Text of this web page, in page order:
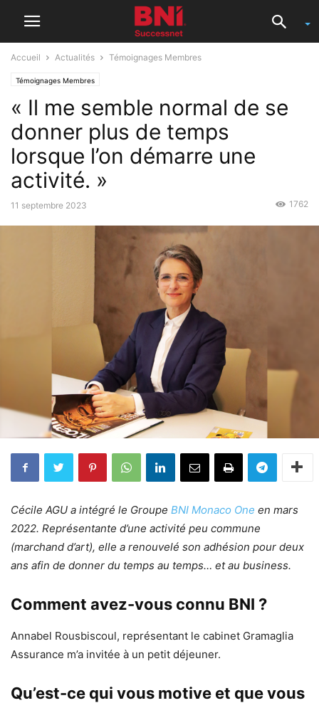
Accueil Actualités Témoignages Membres
Témoignages Membres
« Il me semble normal de se
donner plus de temps
lorsque l’on démarre une
activité. »
11 septembre 2023 1762
Cécile AGU a intégré le Groupe BNI Monaco One en mars
2022. Représentante d’une activité peu commune
(marchand d’art), elle a renouvelé son adhésion pour deux
ans afin de donner du temps au temps… et au business.
Comment avez-vous connu BNI ?
Annabel Rousbiscoul, représentant le cabinet Gramaglia
Assurance m’a invitée à un petit déjeuner.
Qu’est-ce qui vous motive et que vous